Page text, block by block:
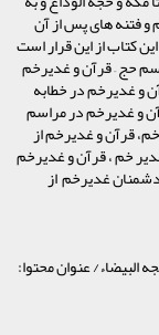
فتنه های پس از آن
کتاب از این قرار است
حج – قرآن و غدیرخم
و غدیرخم در خطابه
و غدیرخم در مراسم
قرآن و غدیرخم از
خم ، قرآن و غدیرخم
غدیرخم از
البیضاء/ عنوان محتوا: